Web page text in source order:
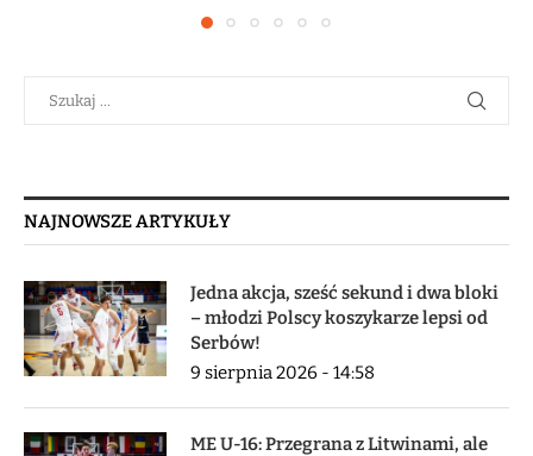
NAJNOWSZE ARTYKUŁY
Jedna akcja, sześć sekund i dwa bloki
– młodzi Polscy koszykarze lepsi od
Serbów!
9 sierpnia 2026 - 14:58
ME U-16: Przegrana z Litwinami, ale